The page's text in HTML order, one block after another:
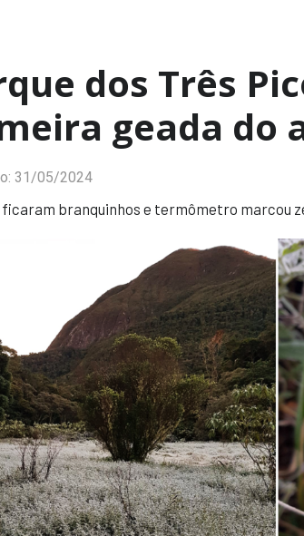
dos Três
geada do
31/05/2024
ficaram branquinhos e termômetro marcou